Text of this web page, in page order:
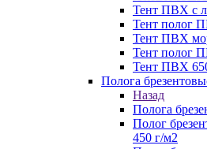
Тент ПВХ с
Тент полог
Тент ПВХ
Тент полог
Тент ПВХ
Полога
Назад
Полога
Полог
450 г/м2